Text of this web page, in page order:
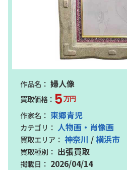
婦人像
5万円
東郷青児
人物画・肖像画
神奈川 / 横浜市
出張買取
2026/04/14